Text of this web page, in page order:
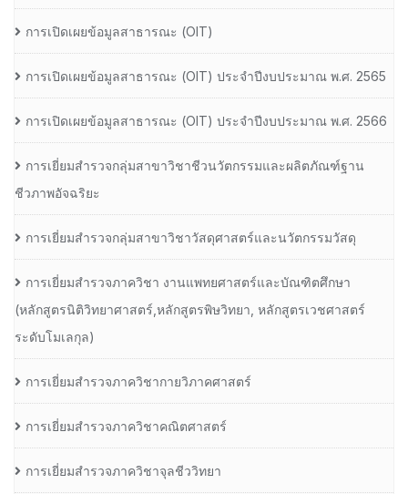
การเปิดเผยข้อมูลสาธารณะ (OIT)
การเปิดเผยข้อมูลสาธารณะ (OIT) ประจำปีงบประมาณ พ.ศ. 2565
การเปิดเผยข้อมูลสาธารณะ (OIT) ประจำปีงบประมาณ พ.ศ. 2566
การเยี่ยมสำรวจกลุ่มสาขาวิชาชีวนวัตกรรมและผลิตภัณฑ์ฐาน
ชีวภาพอัจฉริยะ
การเยี่ยมสำรวจกลุ่มสาขาวิชาวัสดุศาสตร์และนวัตกรรมวัสดุ
การเยี่ยมสำรวจภาควิชา งานแพทยศาสตร์และบัณฑิตศึกษา
(หลักสูตรนิติวิทยาศาสตร์,หลักสูตรพิษวิทยา, หลักสูตรเวชศาสตร์
ระดับโมเลกุล)
การเยี่ยมสำรวจภาควิชากายวิภาคศาสตร์
การเยี่ยมสำรวจภาควิชาคณิตศาสตร์
การเยี่ยมสำรวจภาควิชาจุลชีววิทยา